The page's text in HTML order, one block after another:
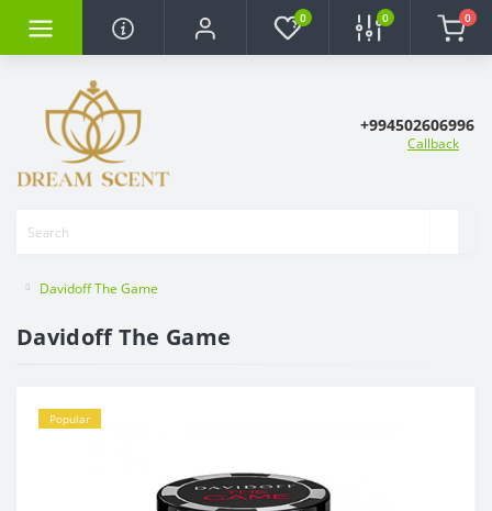
0 0 0
+994502606996
Callback
Davidoff The Game
Davidoff The Game
Popular